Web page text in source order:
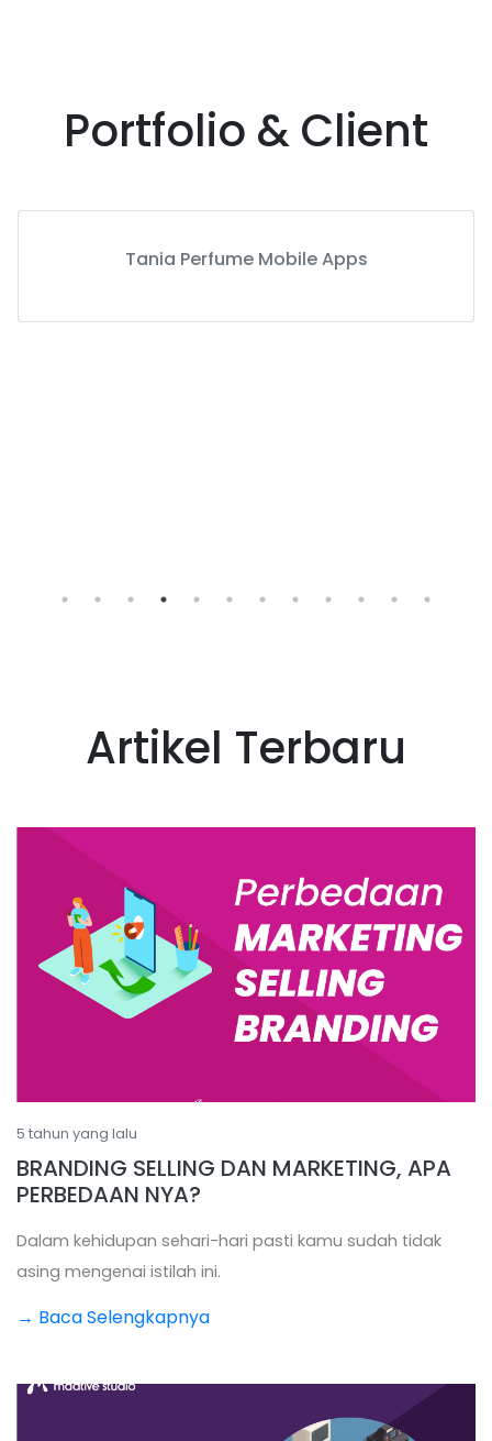
Portfolio & Client
Tania Perfume Mobile Apps
Artikel Terbaru
5 tahun yang lalu
BRANDING SELLING DAN MARKETING, APA
PERBEDAAN NYA?
Dalam kehidupan sehari-hari pasti kamu sudah tidak
asing mengenai istilah ini.
→ Baca Selengkapnya